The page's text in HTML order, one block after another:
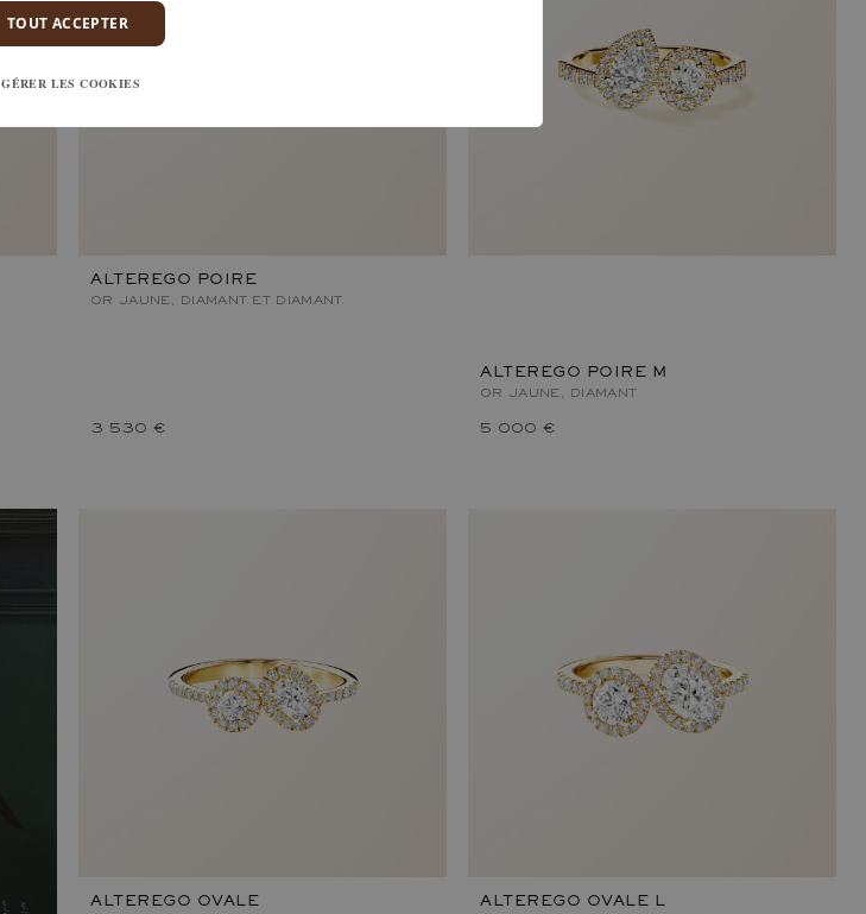
ALTEREGO POIRE
OR JAUNE, DIAMANT ET DIAMANT
3 530 €
ALTEREGO POIRE M
OR JAUNE, DIAMANT
5 000 €
ALTEREGO OVALE ALTEREGO OVALE L
TOUT ACCEPTER
GÉRER LES COOKIES